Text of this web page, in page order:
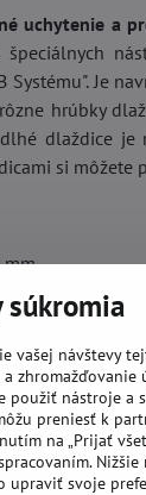
uchytenie a
Je
hrúbky
dlaždice je
si môžete
mm
prácu
súkromia
vašej návštevy
zhromažďovanie
použiť nástroje a
preniesť k
na „Prijať
Nižšie
upraviť svoje